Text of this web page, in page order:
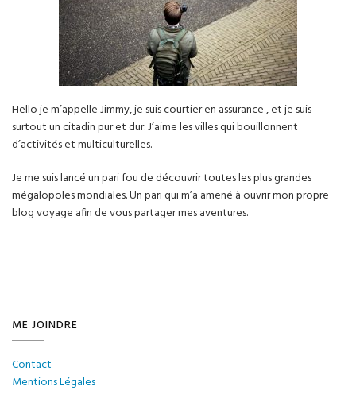
Hello je m’appelle Jimmy, je suis courtier en assurance , et je suis
surtout un citadin pur et dur. J’aime les villes qui bouillonnent
d’activités et multiculturelles.
Je me suis lancé un pari fou de découvrir toutes les plus grandes
mégalopoles mondiales. Un pari qui m’a amené à ouvrir mon propre
blog voyage afin de vous partager mes aventures.
ME JOINDRE
Contact
Mentions Légales